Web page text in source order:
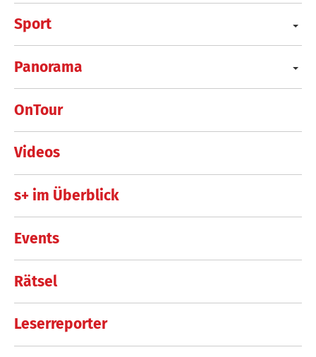
Sport
Panorama
OnTour
Videos
s+ im Überblick
Events
Rätsel
Leserreporter